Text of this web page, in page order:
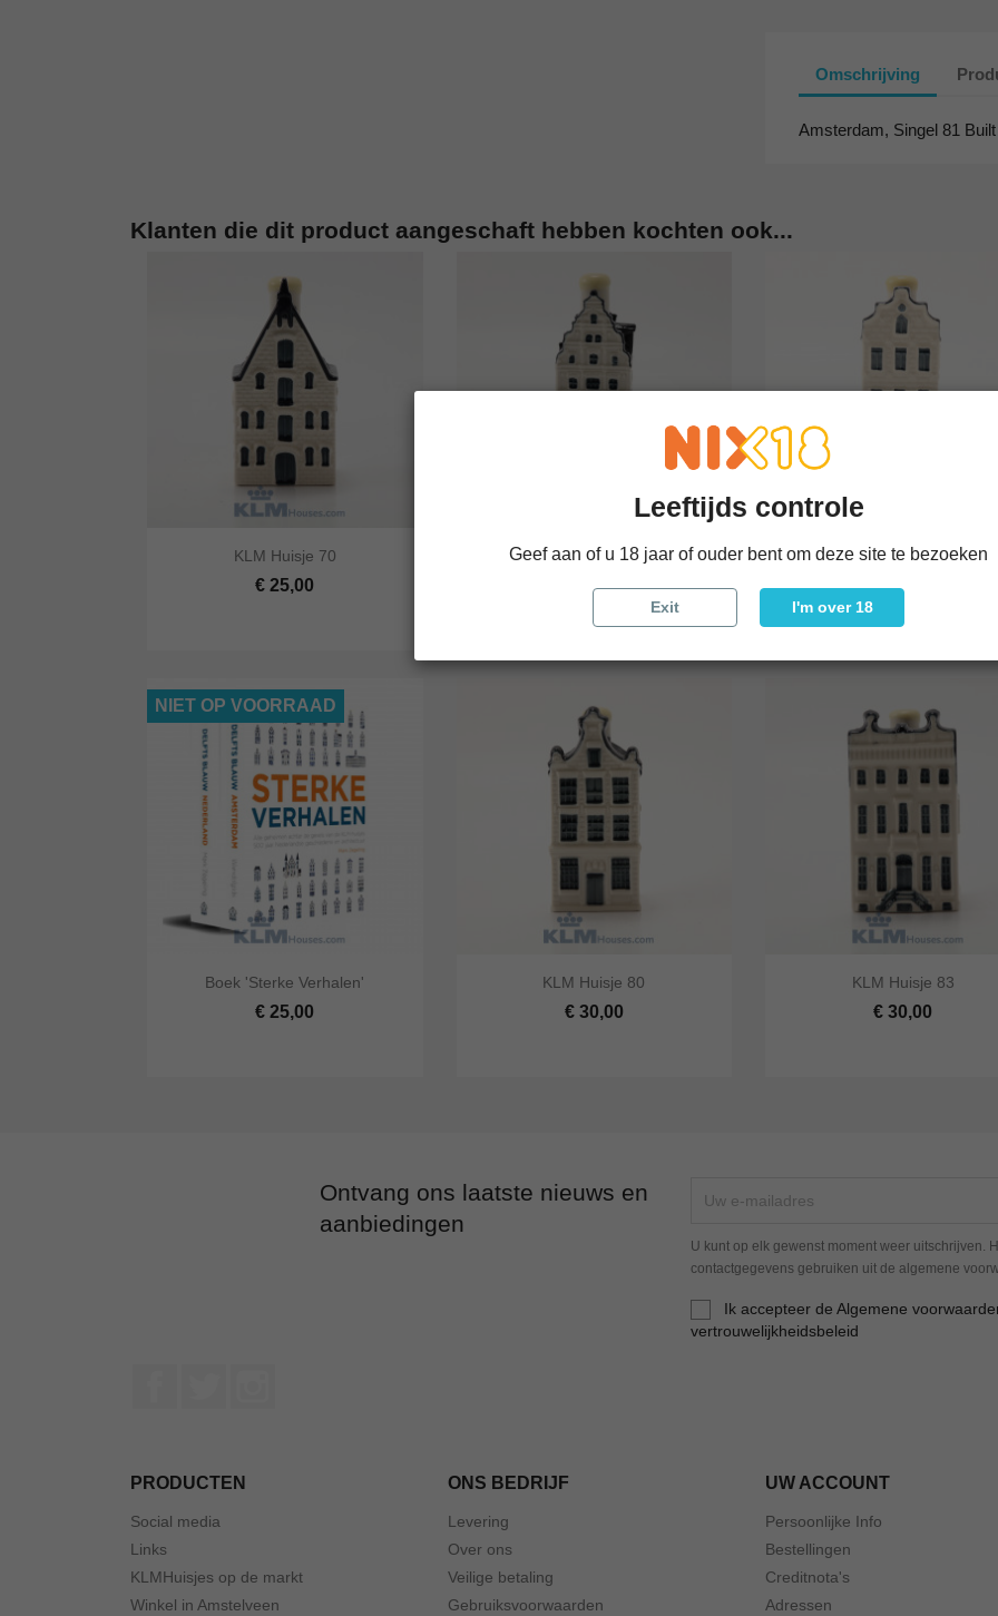
Omschrijving
Amsterdam, Singel 81
Klanten die dit product aangeschaft hebben kochten ook...
Snel bekijken In winkelwagen
KLM Huisje 70
€ 25,00
 
KLM Huisje 92
€ 35,00
 
KLM Huisje 45
€ 25,00

Snel bekijken

In winkelwagen
Boek 'Sterke Verhalen'
€ 25,00
NIET OP VOORRAAD
Snel bekijken In winkelwagen
KLM Huisje 80
€ 30,00 Snel bekijken In
KLM Huisje 83
€ 30,00
Ontvang ons laatste nieuws en
aanbiedingen
U kunt op elk gewenst moment weer uitschrijven.
contactgegevens gebruiken uit de algemene
Ik accepteer de Algemene
vertrouwelijkheidsbeleid
PRODUCTEN
Social media
Links
KLMHuisjes op de markt
Winkel in Amstelveen
ONS BEDRIJF
Levering
Over ons
Veilige betaling
Gebruiksvoorwaarden
UW ACCOUNT
Persoonlijke Info
Bestellingen
Creditnota's
Adressen
Leeftijds controle
Geef aan of u 18 jaar of ouder bent om deze site te bezoeken
Exit I'm over 18